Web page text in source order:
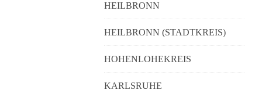
HEILBRONN
HEILBRONN (STADTKREIS)
HOHENLOHEKREIS
KARLSRUHE